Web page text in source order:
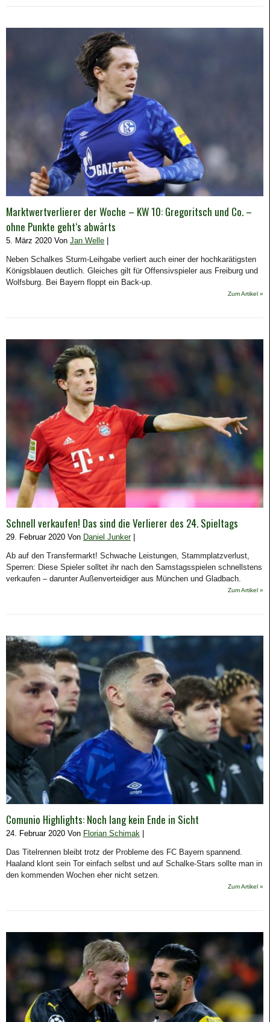
Marktwertverlierer der Woche – KW 10: Gregoritsch und Co. –
ohne Punkte geht‘s abwärts
5. März 2020 Von Jan Welle
Neben Schalkes Sturm-Leihgabe verliert auch einer der hochkarätigsten
Königsblauen deutlich. Gleiches gilt für Offensivspieler aus Freiburg und
Wolfsburg. Bei Bayern floppt ein Back-up.
Zum Artikel »
Schnell verkaufen! Das sind die Verlierer des 24. Spieltags
29. Februar 2020 Von Daniel Junker|
Ab auf den Transfermarkt! Schwache Leistungen, Stammplatzverlust,
Sperren: Diese Spieler solltet ihr nach den Samstagsspielen schnellstens
verkaufen – darunter Außenverteidiger aus München und Gladbach.
Zum Artikel »
Comunio Highlights: Noch lang kein Ende in Sicht
24. Februar 2020 Von Florian Schimak
Das Titelrennen bleibt trotz der Probleme des FC Bayern spannend.
Haaland klont sein Tor einfach selbst und auf Schalke-Stars sollte man in
den kommenden Wochen eher nicht setzen.
Zum Artikel »